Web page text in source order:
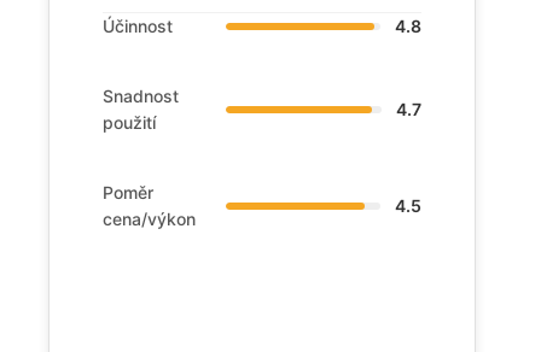
Účinnost 4.8
Snadnost
použití
4.7
Poměr
cena/výkon
4.5